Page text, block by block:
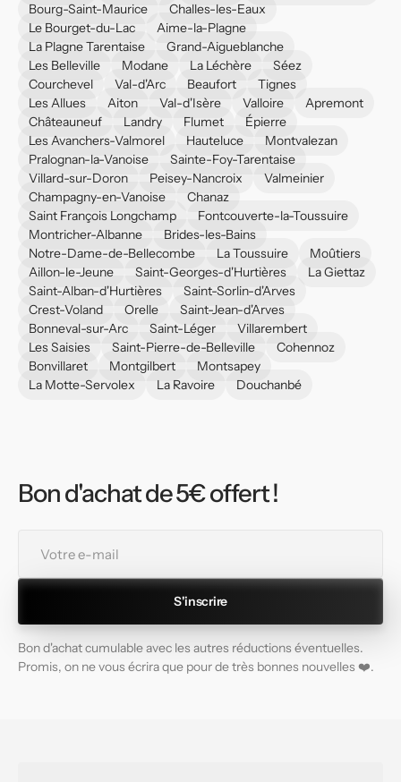
Bourg-Saint-Maurice
Challes-les-Eaux
Le Bourget-du-Lac
Aime-la-Plagne
La Plagne Tarentaise
Grand-Aigueblanche
Les Belleville
Modane La Léchère
Séez
Courchevel
Val-d'Arc Beaufort
Tignes
Les Allues
Aiton Val-d'Isère Valloire
Apremont
Châteauneuf
Landry Flumet
Épierre
Les Avanchers-Valmorel
Hauteluce
Montvalezan
Pralognan-la-Vanoise
Sainte-Foy-Tarentaise
Villard-sur-Doron
Peisey-Nancroix
Valmeinier
Champagny-en-Vanoise
Chanaz
Saint François Longchamp
Fontcouverte-la-Toussuire
Montricher-Albanne
Brides-les-Bains
Notre-Dame-de-Bellecombe
La Toussuire
Moûtiers
Aillon-le-Jeune
Saint-Georges-d'Hurtières
La Giettaz
Saint-Alban-d'Hurtières
Saint-Sorlin-d'Arves
Crest-Voland
Orelle
Saint-Jean-d'Arves
Bonneval-sur-Arc
Saint-Léger
Villarembert
Les Saisies
Saint-Pierre-de-Belleville
Cohennoz
Bonvillaret
Montgilbert
Montsapey
La Motte-Servolex
La Ravoire Douchanbé
Bon d'achat de 5€ offert !
mail
S'inscrire
Bon d'achat cumulable avec les autres réductions éventuelles.
Promis, on ne vous écrira que pour de très bonnes nouvelles ❤️.